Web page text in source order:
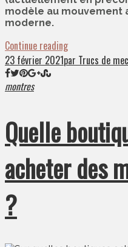
modèle au mouvement
moderne.
Continue reading
23 février 2021par Trucs de mec
montres
Quelle
acheter des
?